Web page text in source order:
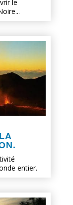
le
entier.